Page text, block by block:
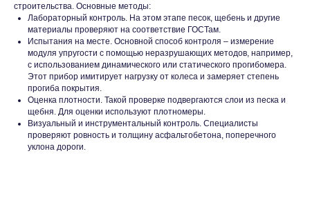
строительства. Основные методы:
Лабораторный контроль. На этом этапе песок, щебень и другие
материалы проверяют на соответствие ГОСТам.
Испытания на месте. Основной способ контроля – измерение
модуля упругости с помощью неразрушающих методов, например,
с использованием динамического или статического прогибомера.
Этот прибор имитирует нагрузку от колеса и замеряет степень
прогиба покрытия.
Оценка плотности. Такой проверке подвергаются слои из песка и
щебня. Для оценки используют плотномеры.
Визуальный и инструментальный контроль. Специалисты
проверяют ровность и толщину асфальтобетона, поперечного
уклона дороги.